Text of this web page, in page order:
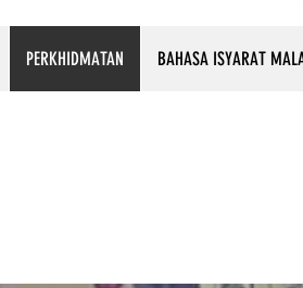
PERKHIDMATAN BAHASA ISYARAT